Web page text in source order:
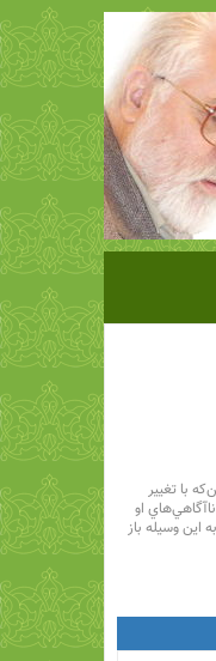
با تغيير
او
اين وسيله باز